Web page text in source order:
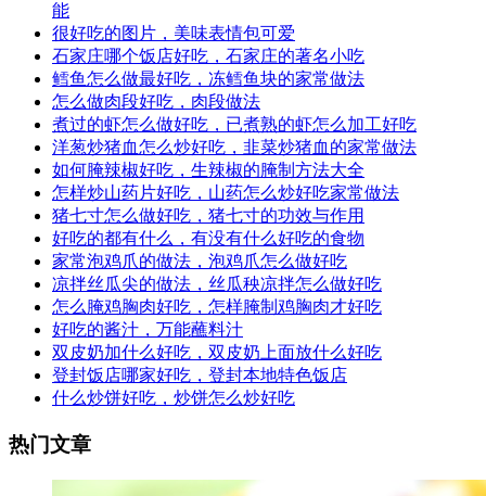
能
很好吃的图片，美味表情包可爱
石家庄哪个饭店好吃，石家庄的著名小吃
鳕鱼怎么做最好吃，冻鳕鱼块的家常做法
怎么做肉段好吃，肉段做法
煮过的虾怎么做好吃，已煮熟的虾怎么加工好吃
洋葱炒猪血怎么炒好吃，韭菜炒猪血的家常做法
如何腌辣椒好吃，生辣椒的腌制方法大全
怎样炒山药片好吃，山药怎么炒好吃家常做法
猪七寸怎么做好吃，猪七寸的功效与作用
好吃的都有什么，有没有什么好吃的食物
家常泡鸡爪的做法，泡鸡爪怎么做好吃
凉拌丝瓜尖的做法，丝瓜秧凉拌怎么做好吃
怎么腌鸡胸肉好吃，怎样腌制鸡胸肉才好吃
好吃的酱汁，万能蘸料汁
双皮奶加什么好吃，双皮奶上面放什么好吃
登封饭店哪家好吃，登封本地特色饭店
什么炒饼好吃，炒饼怎么炒好吃
热门文章